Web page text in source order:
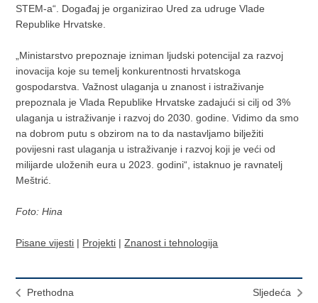
STEM-a“. Događaj je organizirao Ured za udruge Vlade
Republike Hrvatske.
„Ministarstvo prepoznaje izniman ljudski potencijal za razvoj
inovacija koje su temelj konkurentnosti hrvatskoga
gospodarstva. Važnost ulaganja u znanost i istraživanje
prepoznala je Vlada Republike Hrvatske zadajući si cilj od 3%
ulaganja u istraživanje i razvoj do 2030. godine. Vidimo da smo
na dobrom putu s obzirom na to da nastavljamo bilježiti
povijesni rast ulaganja u istraživanje i razvoj koji je veći od
milijarde uloženih eura u 2023. godini“, istaknuo je ravnatelj
Meštrić.
Foto: Hina
Pisane vijesti | Projekti |Znanost i tehnologija
Prethodna
Sljedeća